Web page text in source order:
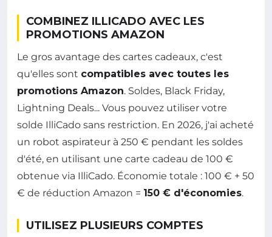
COMBINEZ ILLICADO AVEC LES
PROMOTIONS AMAZON
Le gros avantage des cartes cadeaux, c'est
qu'elles sont compatibles avec toutes les
promotions Amazon. Soldes, Black Friday,
Lightning Deals... Vous pouvez utiliser votre
solde IlliCado sans restriction. En 2026, j'ai acheté
un robot aspirateur à 250 € pendant les soldes
d'été, en utilisant une carte cadeau de 100 €
obtenue via IlliCado. Économie totale : 100 € + 50
€ de réduction Amazon = 150 € d'économies.
UTILISEZ PLUSIEURS COMPTES